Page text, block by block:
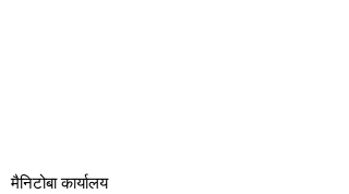
मैनिटोबा कार्यालय